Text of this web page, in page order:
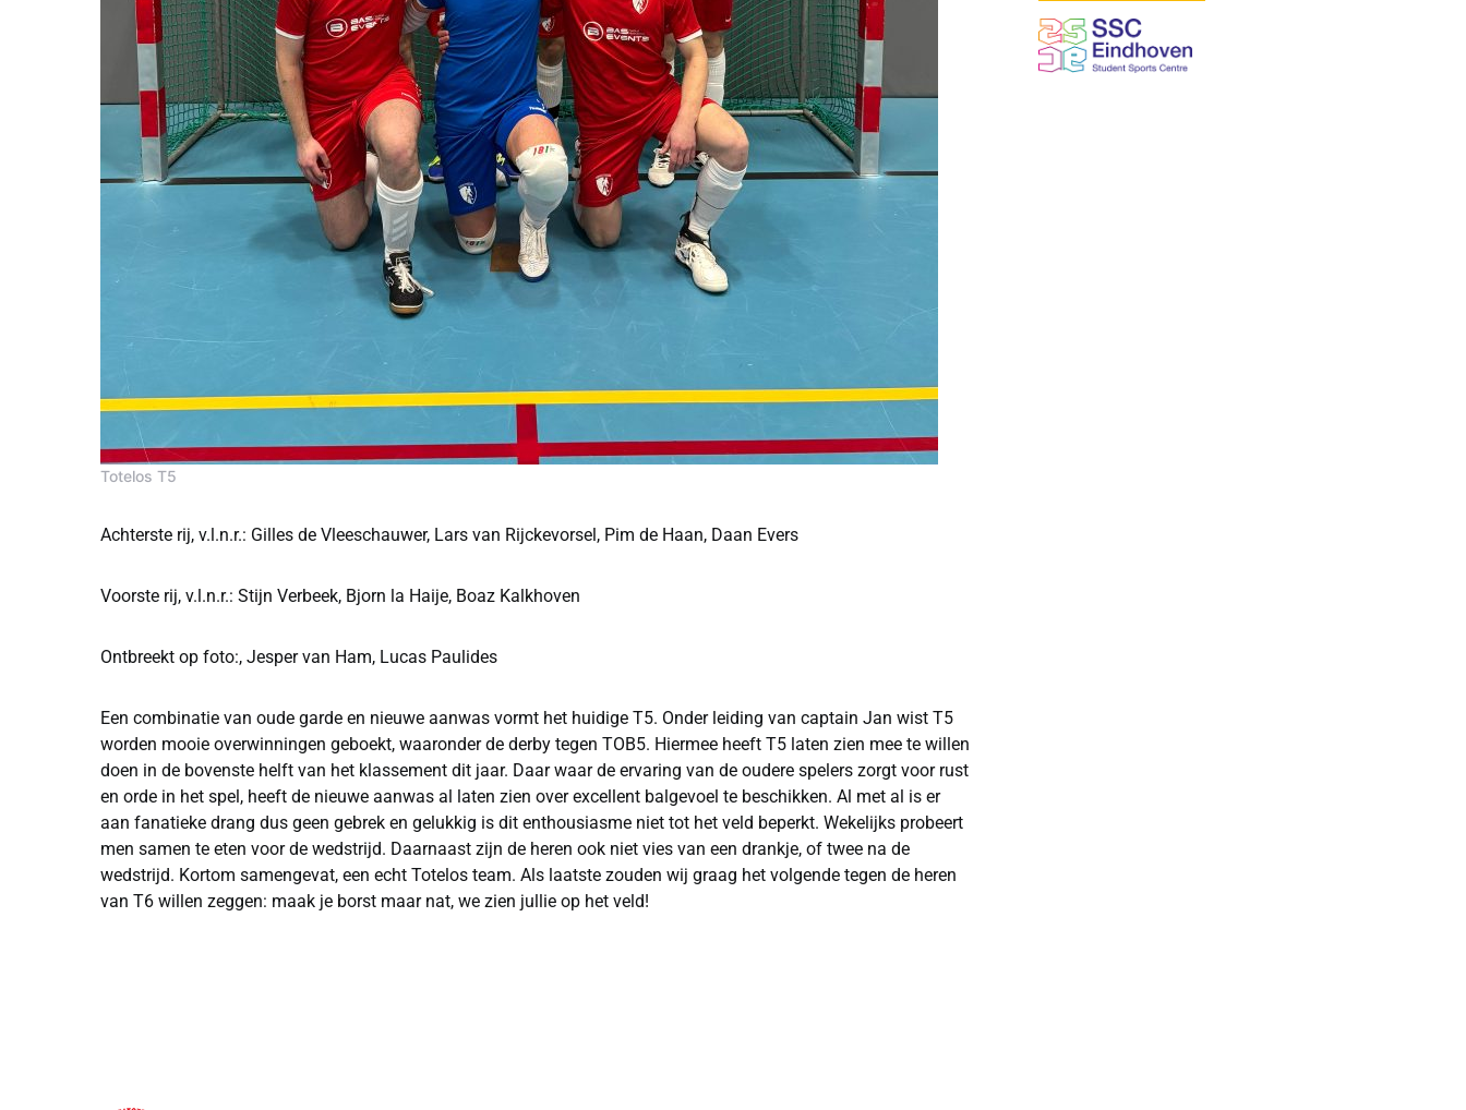
Totelos T5
Achterste rij, v.l.n.r.: Gilles de Vleeschauwer, Lars van Rijckevorsel, Pim de Haan, Daan Evers
Voorste rij, v.l.n.r.: Stijn Verbeek, Bjorn la Haije, Boaz Kalkhoven
Ontbreekt op foto:, Jesper van Ham, Lucas Paulides
Een combinatie van oude garde en nieuwe aanwas vormt het huidige T5. Onder leiding van captain Jan wist T5
worden mooie overwinningen geboekt, waaronder de derby tegen TOB5. Hiermee heeft T5 laten zien mee te willen
doen in de bovenste helft van het klassement dit jaar. Daar waar de ervaring van de oudere spelers zorgt voor rust
en orde in het spel, heeft de nieuwe aanwas al laten zien over excellent balgevoel te beschikken. Al met al is er
aan fanatieke drang dus geen gebrek en gelukkig is dit enthousiasme niet tot het veld beperkt. Wekelijks probeert
men samen te eten voor de wedstrijd. Daarnaast zijn de heren ook niet vies van een drankje, of twee na de
wedstrijd. Kortom samengevat, een echt Totelos team. Als laatste zouden wij graag het volgende tegen de heren
van T6 willen zeggen: maak je borst maar nat, we zien jullie op het veld!